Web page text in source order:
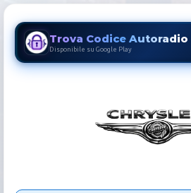
Trova Codice Autoradio
Disponibile su Google Play